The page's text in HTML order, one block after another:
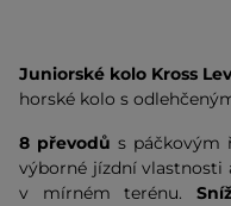
Juniorské kolo Kross
horské kolo s
8 převodů s páčkovým
výborné jízdní vlastnosti
v mírném terénu.